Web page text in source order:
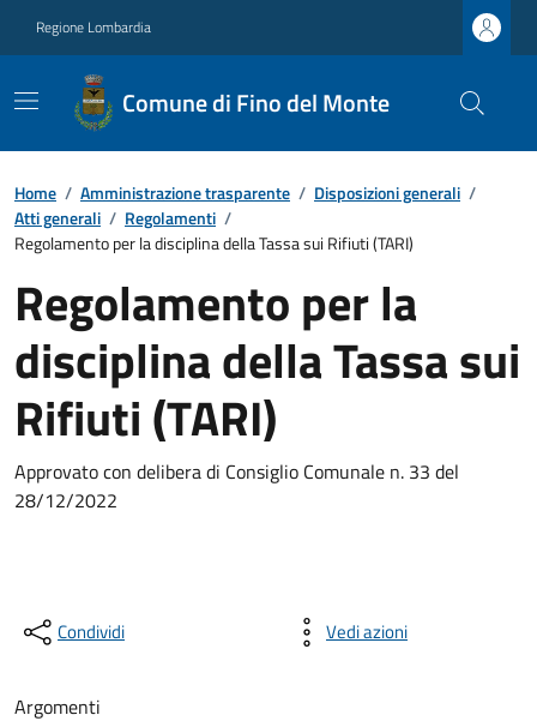
Regione Lombardia
Comune di Fino del Monte
Home / Amministrazione trasparente / Disposizioni generali /
Atti generali / Regolamenti /
Regolamento per la disciplina della Tassa sui Rifiuti (TARI)
Regolamento per la
disciplina della Tassa sui
Rifiuti (TARI)
Approvato con delibera di Consiglio Comunale n. 33 del
28/12/2022
Condividi Vedi azioni
Argomenti